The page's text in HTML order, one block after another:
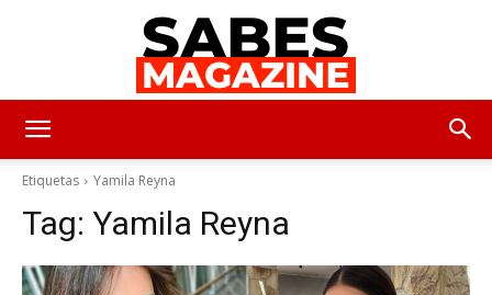
Etiquetas
Yamila Reyna
Tag: Yamila Reyna